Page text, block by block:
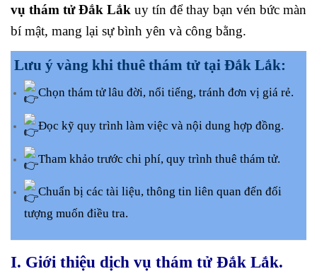
vụ thám tử Đắk Lắk uy tín để thay bạn vén bức màn
bí mật, mang lại sự bình yên và công bằng.
Lưu ý vàng khi thuê thám tử tại Đắk Lắk:
Chọn thám tử lâu đời, nổi tiếng, tránh đơn vị giá rẻ.
Đọc kỹ quy trình làm việc và nội dung hợp đồng.
Tham khảo trước chi phí, quy trình thuê thám tử.
Chuẩn bị các tài liệu, thông tin liên quan đến đối
tượng muốn điều tra.
I. Giới thiệu dịch vụ thám tử Đắk Lắk.